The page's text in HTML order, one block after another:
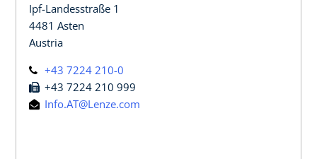
Ipf-Landesstraße 1
4481 Asten
Austria
+43 7224 210-0
+43 7224 210 999
Info.AT@Lenze.com